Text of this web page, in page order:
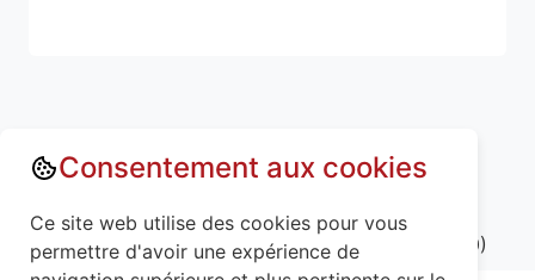
Annuaire : Monte escalier
Meurthe-et-Moselle (54)
Mignéville (54540)
Consentement aux cookies
Ce site web utilise des cookies pour vous
permettre d'avoir une expérience de